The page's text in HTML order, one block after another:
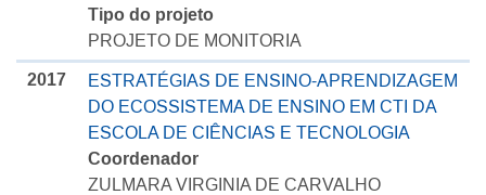
Tipo do projeto
PROJETO DE MONITORIA
2017
ESTRATÉGIAS DE ENSINO-APRENDIZAGEM
DO ECOSSISTEMA DE ENSINO EM CTI DA
ESCOLA DE CIÊNCIAS E TECNOLOGIA
Coordenador
ZULMARA VIRGINIA DE CARVALHO